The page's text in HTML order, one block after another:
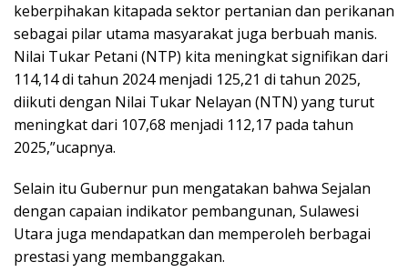
keberpihakan kitapada sektor pertanian dan perikanan
sebagai pilar utama masyarakat juga berbuah manis.
Nilai Tukar Petani (NTP) kita meningkat signifikan dari
114,14 di tahun 2024 menjadi 125,21 di tahun 2025,
diikuti dengan Nilai Tukar Nelayan (NTN) yang turut
meningkat dari 107,68 menjadi 112,17 pada tahun
2025,”ucapnya.
Selain itu Gubernur pun mengatakan bahwa Sejalan
dengan capaian indikator pembangunan, Sulawesi
Utara juga mendapatkan dan memperoleh berbagai
prestasi yang membanggakan.